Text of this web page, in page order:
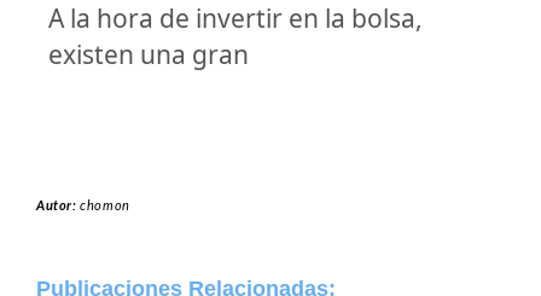
A la hora de invertir en la bolsa,
existen una gran
Autor:chomon
Publicaciones Relacionadas: